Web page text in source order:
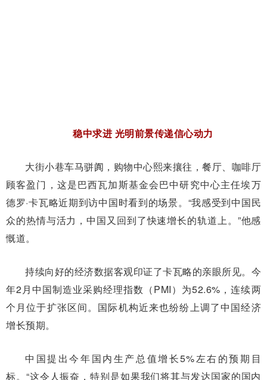
稳中求进 光明前景传递信心动力
大街小巷车马骈阗，购物中心熙来攘往，餐厅、咖啡厅
顾客盈门，这是巴西瓦加斯基金会巴中研究中心主任埃万
德罗·卡瓦略近期到访中国时看到的场景。“我感受到中国民
众的热情与活力，中国又回到了快速增长的轨道上。”他感
慨道。
持续向好的经济数据客观印证了卡瓦略的亲眼所见。今
年2月中国制造业采购经理指数（PMI）为52.6%，连续两
个月位于扩张区间。国际机构近来也纷纷上调了中国经济
增长预期。
中国提出今年国内生产总值增长5%左右的预期目
标。“这令人振奋，特别是如果我们将其与发达国家的国内